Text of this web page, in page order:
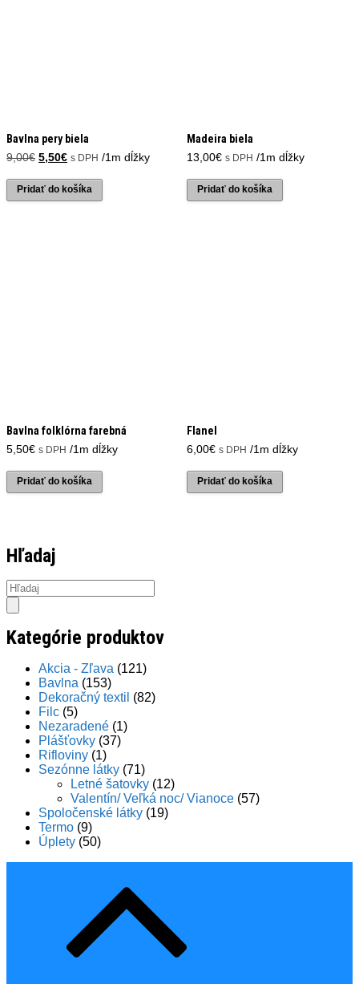
Bavlna pery biela
9,00€ Pôvodná
bola:
9,00€.
5,50€Aktuálna
je:
5,50€.
s DPH /1m dĺžky
Pridať do košíka
Madeira biela
13,00€ s DPH /1m dĺžky
Pridať do košíka
Bavlna folklórna farebná
5,50€ s DPH /1m dĺžky
Pridať do košíka
Flanel
6,00€ s DPH /1m dĺžky
Pridať do košíka
Hľadaj
Products
search
Kategórie produktov
Akcia - Zľava (121)
Bavlna (153)
Dekoračný textil (82)
Filc (5)
Nezaradené (1)
Plášťovky (37)
Rifloviny (1)
Sezónne látky (71)
Letné šatovky (12)
Valentín/ Veľká noc/ Vianoce (57)
Spoločenské látky (19)
Termo (9)
Úplety (50)